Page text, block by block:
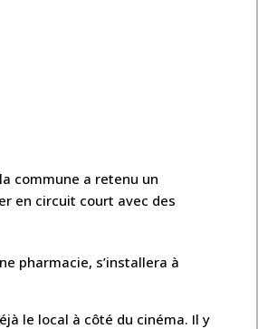
commune a retenu un
en circuit court avec des
pharmacie, s’installera à
le local à côté du cinéma. Il y